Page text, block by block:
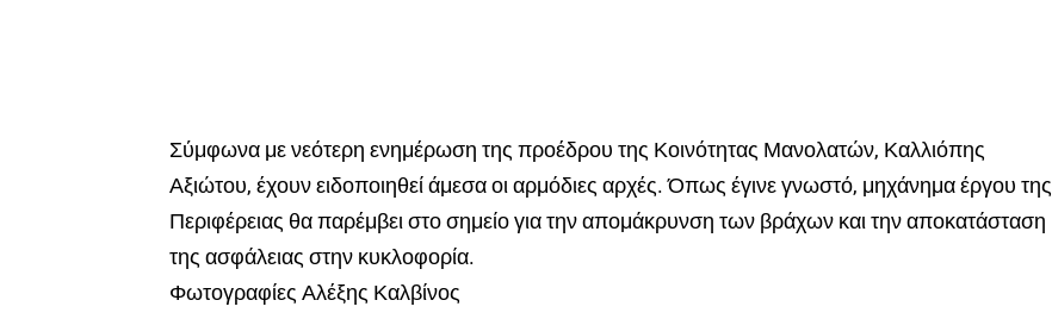
Σύμφωνα με νεότερη ενημέρωση της προέδρου της Κοινότητας Μανολατών, Καλλιόπης
Αξιώτου, έχουν ειδοποιηθεί άμεσα οι αρμόδιες αρχές. Όπως έγινε γνωστό, μηχάνημα έργου της
Περιφέρειας θα παρέμβει στο σημείο για την απομάκρυνση των βράχων και την αποκατάσταση
της ασφάλειας στην κυκλοφορία.
Φωτογραφίες Αλέξης Καλβίνος